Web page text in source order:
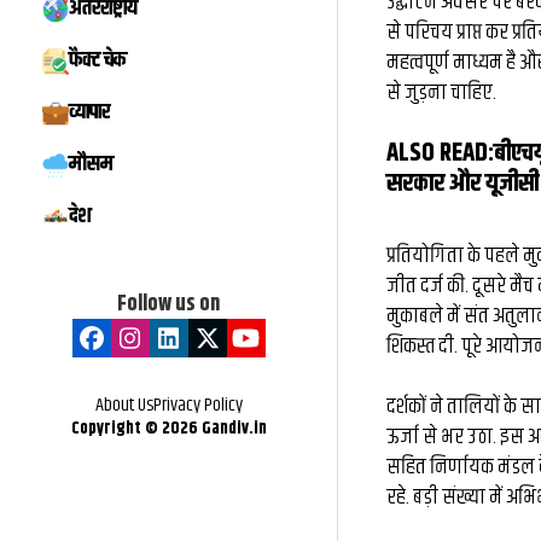
अंतरराष्ट्रीय
फैक्ट चेक
व्यापार
मौसम
देश
Follow us on
About UsPrivacy Policy
Copyright © 2026 Gandiv.in
से परिचय प्राप्त कर
महत्वपूर्ण माध्यम है
से जुड़ना चाहिए.
ALSO READ:
सरकार और
प्रतियोगिता के पहले
जीत दर्ज की. दूसरे मैच
मुकाबले में संत
शिकस्त दी. पूरे
दर्शकों ने तालियों के
ऊर्जा से भर उठा. इस
सहित निर्णायक मंडल
रहे. बड़ी संख्या में